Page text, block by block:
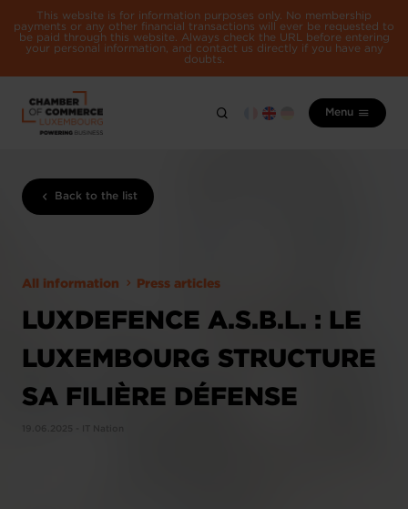
This website is for information purposes only. No membership
payments or any other financial transactions will ever be requested to
be paid through this website. Always check the URL before entering
your personal information, and contact us directly if you have any
doubts.
Menu
Back to the list
All information Press articles
LUXDEFENCE A.S.B.L. : LE
LUXEMBOURG STRUCTURE
SA FILIÈRE DÉFENSE